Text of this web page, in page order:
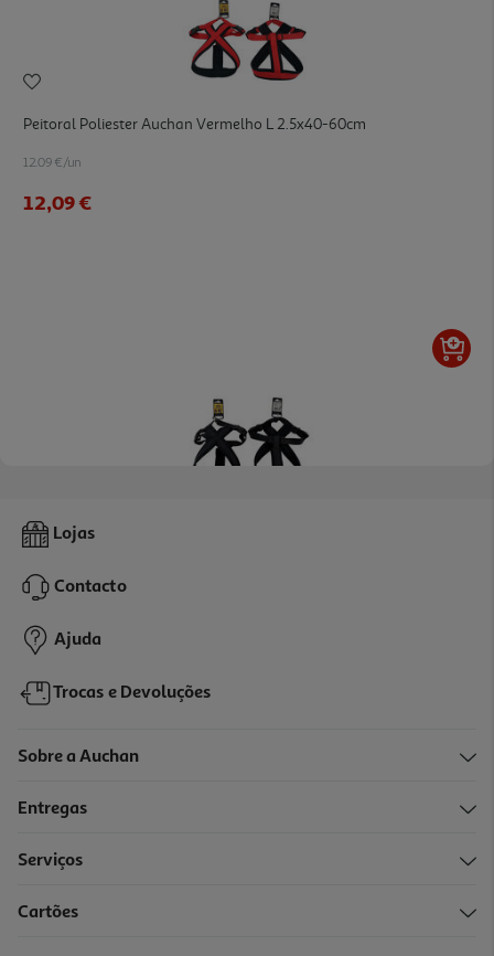
Peitoral Poliester Auchan Vermelho L 2.5x40-60cm
12.09 €/un
12,09 €
Peitoral Poliester Auchan Preto L 2.5x40-60cm
12,09 €
Lojas
Contacto
Ajuda
Trocas e Devoluções
Sobre a Auchan
Entregas
Serviços
Cartões